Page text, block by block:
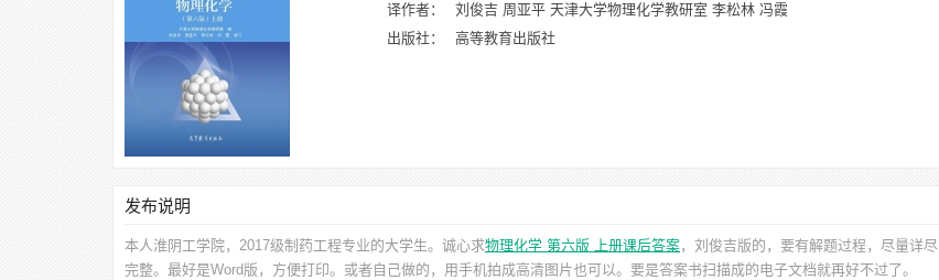
译作者：
刘俊吉 周亚平 天津大学物理化学教研室 李松林 冯霞
出版社：
高等教育出版社
发布说明
本人淮阴工学院，2017级制药工程专业的大学生。诚心求物理化学 第六版 上册课后答案，刘俊吉版的，要有解题过程，尽量详尽
完整。最好是Word版，方便打印。或者自己做的，用手机拍成高清图片也可以。要是答案书扫描成的电子文档就再好不过了。